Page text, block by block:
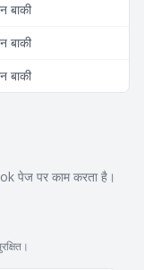
बाकी
बाकी
बाकी
पेज पर काम करता है।